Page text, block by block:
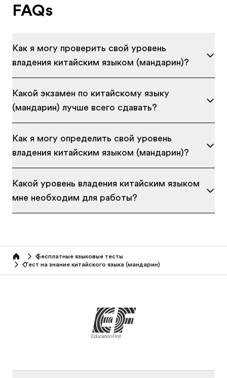
FAQs
Как я могу проверить свой уровень
владения китайским языком (мандарин)?
Какой экзамен по китайскому языку
(мандарин) лучше всего сдавать?
Как я могу определить свой уровень
владения китайским языком (мандарин)?
Какой уровень владения китайским языком
мне необходим для работы?
Home
Бесплатные языковые тесты
Тест на знание китайского языка (мандарин)